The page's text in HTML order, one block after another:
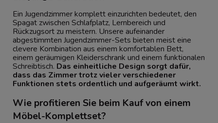
Ein Jugendzimmer komplett einzurichten bedeutet, den
Spagat zwischen Schlafplatz, Lernbereich und
Rückzugsort zu meistern. Unsere aufeinander
abgestimmten Jugendzimmer-Sets bieten meist eine
clevere Kombination aus einem komfortablen Bett,
einem geräumigen Kleiderschrank und einem funktionalen
Schreibtisch. Das einheitliche Design sorgt dafür,
dass das Zimmer trotz vieler verschiedener
Funktionen stets ordentlich und aufgeräumt wirkt.
Wie profitieren Sie beim Kauf von einem
Möbel-Komplettset?